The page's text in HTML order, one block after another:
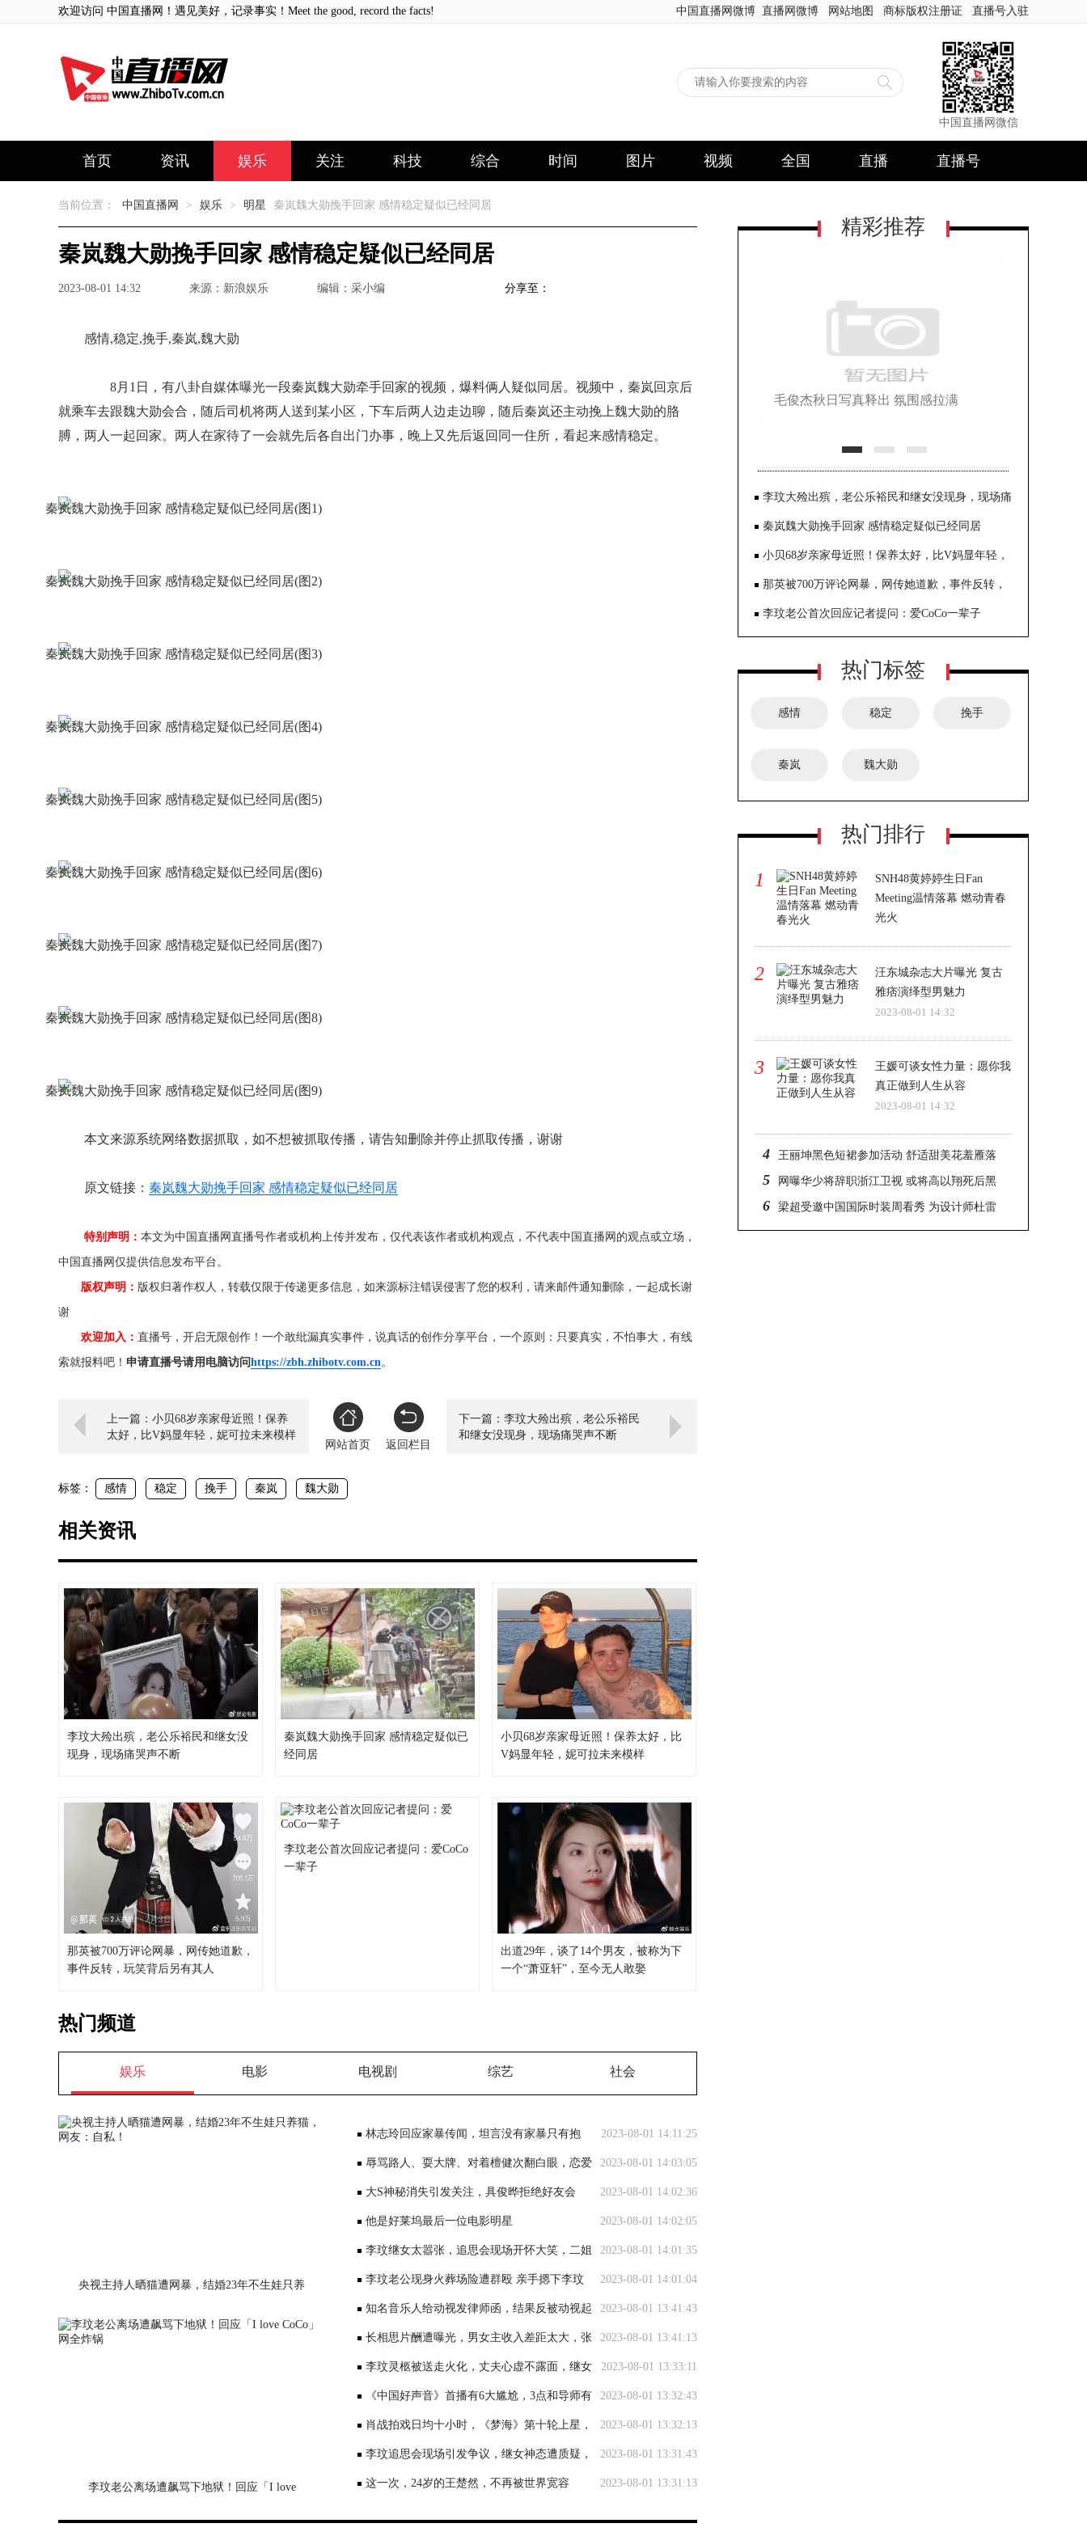
欢迎访问 中国直播网！遇见美好，记录事实！Meet the good, record the facts! 中国直播网微博 直播网微博 网站地图 商标版权注册证 直播号入驻
中国直播网微信
首页 资讯 娱乐 关注 科技 综合 时间 图片 视频 全国 直播 直播号
当前位置： 中国直播网 > 娱乐 > 明星 秦岚魏大勋挽手回家 感情稳定疑似已经同居
秦岚魏大勋挽手回家 感情稳定疑似已经同居
2023-08-01 14:32 来源：新浪娱乐 编辑：采小编 分享至：
感情,稳定,挽手,秦岚,魏大勋
8月1日，有八卦自媒体曝光一段秦岚魏大勋牵手回家的视频，爆料俩人疑似同居。视频中，秦岚回京后
就乘车去跟魏大勋会合，随后司机将两人送到某小区，下车后两人边走边聊，随后秦岚还主动挽上魏大勋的胳
膊，两人一起回家。两人在家待了一会就先后各自出门办事，晚上又先后返回同一住所，看起来感情稳定。
本文来源系统网络数据抓取，如不想被抓取传播，请告知删除并停止抓取传播，谢谢
原文链接： 秦岚魏大勋挽手回家 感情稳定疑似已经同居
特别声明： 本文为中国直播网直播号作者或机构上传并发布，仅代表该作者或机构观点，不代表中国直播网的观点或立场，
中国直播网仅提供信息发布平台。
版权声明： 版权归著作权人，转载仅限于传递更多信息，如来源标注错误侵害了您的权利，请来邮件通知删除，一起成长谢
谢
欢迎加入： 直播号，开启无限创作！一个敢纰漏真实事件，说真话的创作分享平台，一个原则：只要真实，不怕事大，有线
索就报料吧！ 申请直播号请用电脑访问https://zbh.zhibotv.com.cn。
上一篇：小贝68岁亲家母近照！保养
太好，比V妈显年轻，妮可拉未来模样
网站首页
返回栏目
下一篇：李玟大殓出殡，老公乐裕民
和继女没现身，现场痛哭声不断
标签： 感情 稳定 挽手 秦岚 魏大勋
相关资讯
李玟大殓出殡，老公乐裕民和继女没
现身，现场痛哭声不断
秦岚魏大勋挽手回家 感情稳定疑似已
经同居
小贝68岁亲家母近照！保养太好，比
V妈显年轻，妮可拉未来模样
那英被700万评论网暴，网传她道歉，
事件反转，玩笑背后另有其人
李玟老公首次回应记者提问：爱CoCo
一辈子
出道29年，谈了14个男友，被称为下
一个“萧亚轩”，至今无人敢娶
热门频道
娱乐 电影 电视剧 综艺 社会
央视主持人晒猫遭网暴，结婚23年不生娃只养
李玟老公离场遭飙骂下地狱！回应「I love
2023-08-01 14:11:25
林志玲回应家暴传闻，坦言没有家暴只有抱
抱，还会继续传递正能量 2023-08-01 14:03:05
辱骂路人、耍大牌、对着檀健次翻白眼，恋爱
脑的王楚然终于翻车了！ 2023-08-01 14:02:36
大S神秘消失引发关注，具俊晔拒绝好友会
面，网友猜测她的现状 2023-08-01 14:02:05
他是好莱坞最后一位电影明星
2023-08-01 14:01:35
李玟继女太嚣张，追思会现场开怀大笑，二姐
怒骂渣男害死了妹妹 2023-08-01 14:01:04
李玟老公现身火葬场险遭群殴 亲手摁下李玟
遗体火化按钮 2023-08-01 13:41:43
知名音乐人给动视发律师函，结果反被动视起
诉 2023-08-01 13:41:13
长相思片酬遭曝光，男女主收入差距太大，张
晚意180万被嘲欺负人 2023-08-01 13:33:11
李玟灵柩被送走火化，丈夫心虚不露面，继女
喊“母亲”被骂假惺惺 2023-08-01 13:32:43
《中国好声音》首播有6大尴尬，3点和导师有
关，3点和节目组有关 2023-08-01 13:32:13
肖战拍戏日均十小时，《梦海》第十轮上星，
《藏海》广场尽是笑话 2023-08-01 13:31:43
李玟追思会现场引发争议，继女神态遭质疑，
家庭纷争添新火 2023-08-01 13:31:13
这一次，24岁的王楚然，不再被世界宽容
精彩推荐
毛俊杰秋日写真释出 氛围感拉满
李玟大殓出殡，老公乐裕民和继女没现身，现场痛
哭声不断
秦岚魏大勋挽手回家 感情稳定疑似已经同居
小贝68岁亲家母近照！保养太好，比V妈显年轻，
妮可拉未来模样
那英被700万评论网暴，网传她道歉，事件反转，
玩笑背后另有其人
李玟老公首次回应记者提问：爱CoCo一辈子
热门标签
感情 稳定 挽手
秦岚 魏大勋
热门排行
1
SNH48黄婷婷生日Fan
Meeting温情落幕 燃动青春
光火
2
汪东城杂志大片曝光 复古
雅痞演绎型男魅力
2023-08-01 14:32
3
王媛可谈女性力量：愿你我
真正做到人生从容
2023-08-01 14:32
4 王丽坤黑色短裙参加活动 舒适甜美花羞雁落
5 网曝华少将辞职浙江卫视 或将高以翔死后黑
衣悼念有关
6 梁超受邀中国国际时装周看秀 为设计师杜雷
杨站台